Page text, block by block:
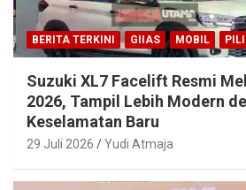
BERITA TERKINI GIIAS MOBIL
Suzuki XL7 Facelift Resmi
2026, Tampil Lebih Modern
Keselamatan Baru
29 Juli 2026 Yudi Atmaja